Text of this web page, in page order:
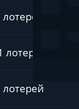
лотерей
лотерей
лотерей